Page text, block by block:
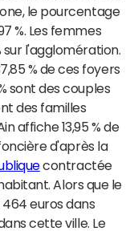
le pourcentage
%. Les femmes
sur l'agglomération.
% de ces foyers
sont des couples
des familles
affiche 13,95 % de
d'après la
contractée
Alors que le
euros dans
cette ville. Le